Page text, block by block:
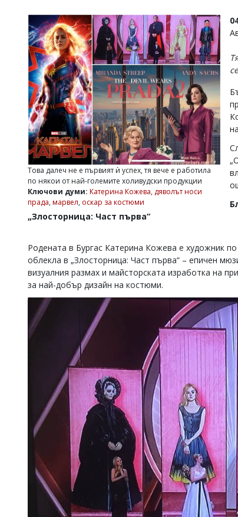
Управители:
Веселин
Василев,
v.vasilev@flagman.bg
Касабова,
k.kassabova@flagman.bg
Главен
редактор:
статиите
въвеждат
читателите
редакцията
коментар,
сигнализирайте
Това далеч не е първият ѝ успех, тя вече е работила
по някои от най-големите холивудски продукции
Ключови думи: Катерина Кожева, дяволът носи
прада, марвел, оскар за костюми
„Злосторница: Част първа“
Родената в Бургас Катерина Кожева е художник
облекла в „Злосторница: Част първа“ – епичен
визуалния размах и майсторската изработка на
за най-добър дизайн на костюми.